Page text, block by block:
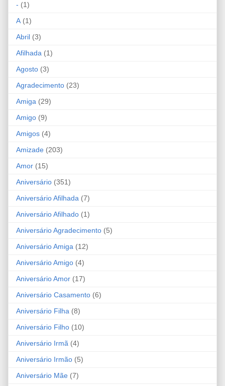
- (1)
A (1)
Abril (3)
Afilhada (1)
Agosto (3)
Agradecimento (23)
Amiga (29)
Amigo (9)
Amigos (4)
Amizade (203)
Amor (15)
Aniversário (351)
Aniversário Afilhada (7)
Aniversário Afilhado (1)
Aniversário Agradecimento (5)
Aniversário Amiga (12)
Aniversário Amigo (4)
Aniversário Amor (17)
Aniversário Casamento (6)
Aniversário Filha (8)
Aniversário Filho (10)
Aniversário Irmã (4)
Aniversário Irmão (5)
Aniversário Mãe (7)